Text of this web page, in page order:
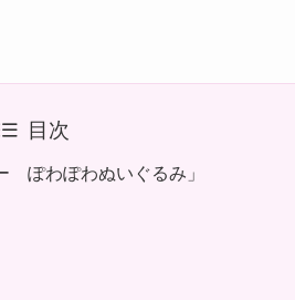
目次
ぽわぽわぬいぐるみ」